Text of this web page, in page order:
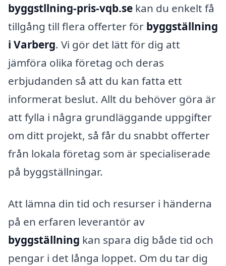
byggstllning-pris-vqb.se kan du enkelt få
tillgång till flera offerter för byggställning
i Varberg. Vi gör det lätt för dig att
jämföra olika företag och deras
erbjudanden så att du kan fatta ett
informerat beslut. Allt du behöver göra är
att fylla i några grundläggande uppgifter
om ditt projekt, så får du snabbt offerter
från lokala företag som är specialiserade
på byggställningar.
Att lämna din tid och resurser i händerna
på en erfaren leverantör av
byggställning kan spara dig både tid och
pengar i det långa loppet. Om du tar dig